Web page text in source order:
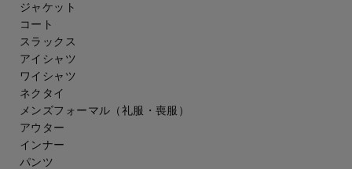
ジャケット
コート
スラックス
アイシャツ
ワイシャツ
ネクタイ
メンズフォーマル （礼服・喪服）
アウター
インナー
パンツ